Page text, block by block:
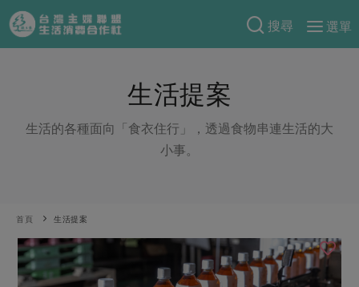
搜尋
選單
產品分類
一籃菜 當令水果
蕈菇類
奶蛋豆・五穀
蛋 乳製品
食材
肉食
海鮮
常備菜
特別企畫
防災用品預購圓滿結束
2026年端午節預購圓滿結束
觀點文章
主婦食堂 一籃菜真心話
社內大小事 合作聯合國
關於合作社
認識合作社
重要公告
生活提案
生活的各種面向「食衣住行」，透過食物串連生活的大
小事。
首頁 生活提案